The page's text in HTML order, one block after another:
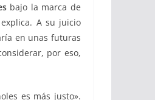
bajo la marca de
A su juicio
en unas futuras
por eso,
es más justo».